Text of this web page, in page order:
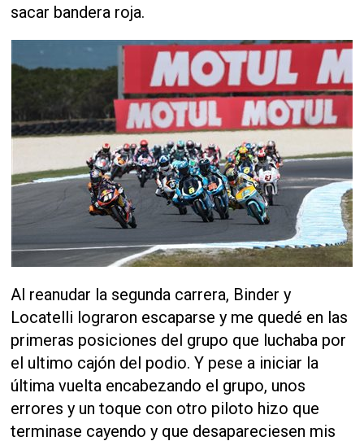
sacar bandera roja.
Al reanudar la segunda carrera, Binder y
Locatelli lograron escaparse y me quedé en las
primeras posiciones del grupo que luchaba por
el ultimo cajón del podio. Y pese a iniciar la
última vuelta encabezando el grupo, unos
errores y un toque con otro piloto hizo que
terminase cayendo y que desapareciesen mis